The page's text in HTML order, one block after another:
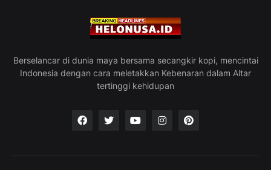
Berselancar di dunia maya bersama secangkir kopi, mencintai
Indonesia dengan cara meletakkan Kebenaran dalam Altar
tertinggi kehidupan